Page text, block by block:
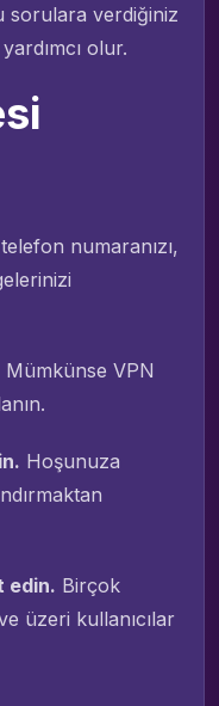
sorulara verdiğiniz
olur.
numaranızı,
Mümkünse VPN
Hoşunuza
edin. Birçok
üzeri kullanıcılar